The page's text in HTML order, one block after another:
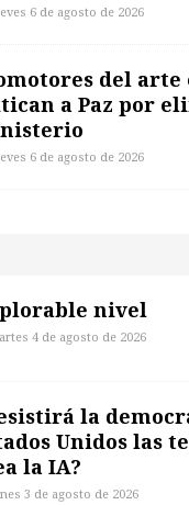
6 de agosto de 2026
del arte
a Paz por
6 de agosto de 2026
nivel
4 de agosto de 2026
la
Unidos las
la IA?
3 de agosto de 2026